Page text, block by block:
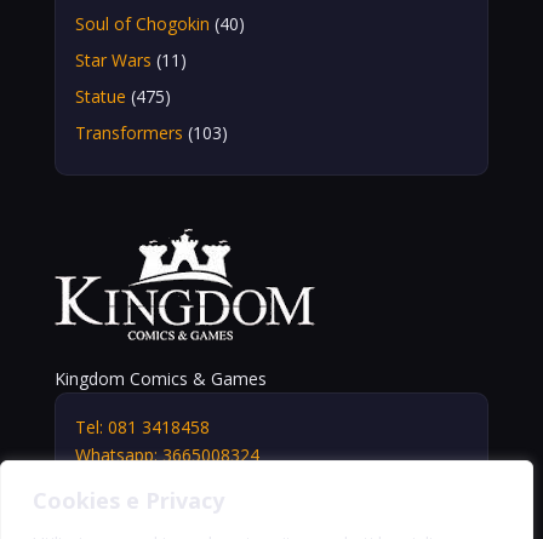
Soul of Chogokin (40)
Star Wars (11)
Statue (475)
Transformers (103)
Kingdom Comics & Games
Tel: 081 3418458
Whatsapp: 3665008324